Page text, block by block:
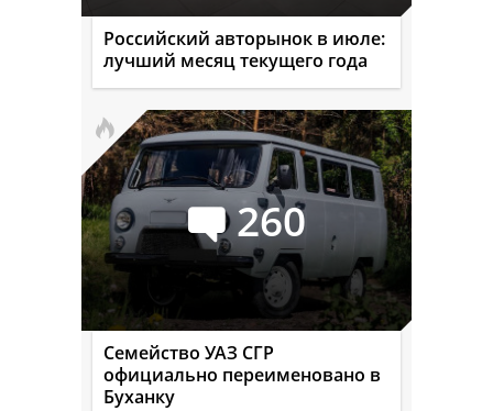
Российский авторынок в июле:
лучший месяц текущего года
260
Семейство УАЗ СГР
официально переименовано в
Буханку